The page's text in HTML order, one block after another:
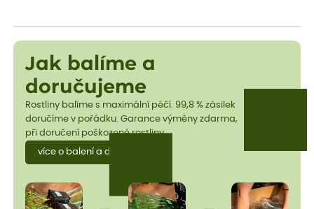
Jak balíme a
doručujeme
Rostliny balíme s maximální péčí. 99,8 % zásilek
doručíme v pořádku. Garance výměny zdarma,
při doručení poškozené rostliny.
více o balení a dopravě